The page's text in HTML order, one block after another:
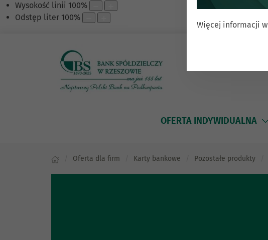
Wysokość linii 100%
Odstęp liter 100%
OFERTA INDYWIDUALNA
Oferta dla firm Karty bankowe Pozostałe produkty
Więcej informacji w